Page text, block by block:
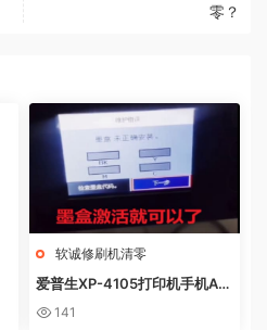
零？
软诚修刷机清零
爱普生XP-4105打印机手机AP
P上点了更新固件之后不识别墨
141